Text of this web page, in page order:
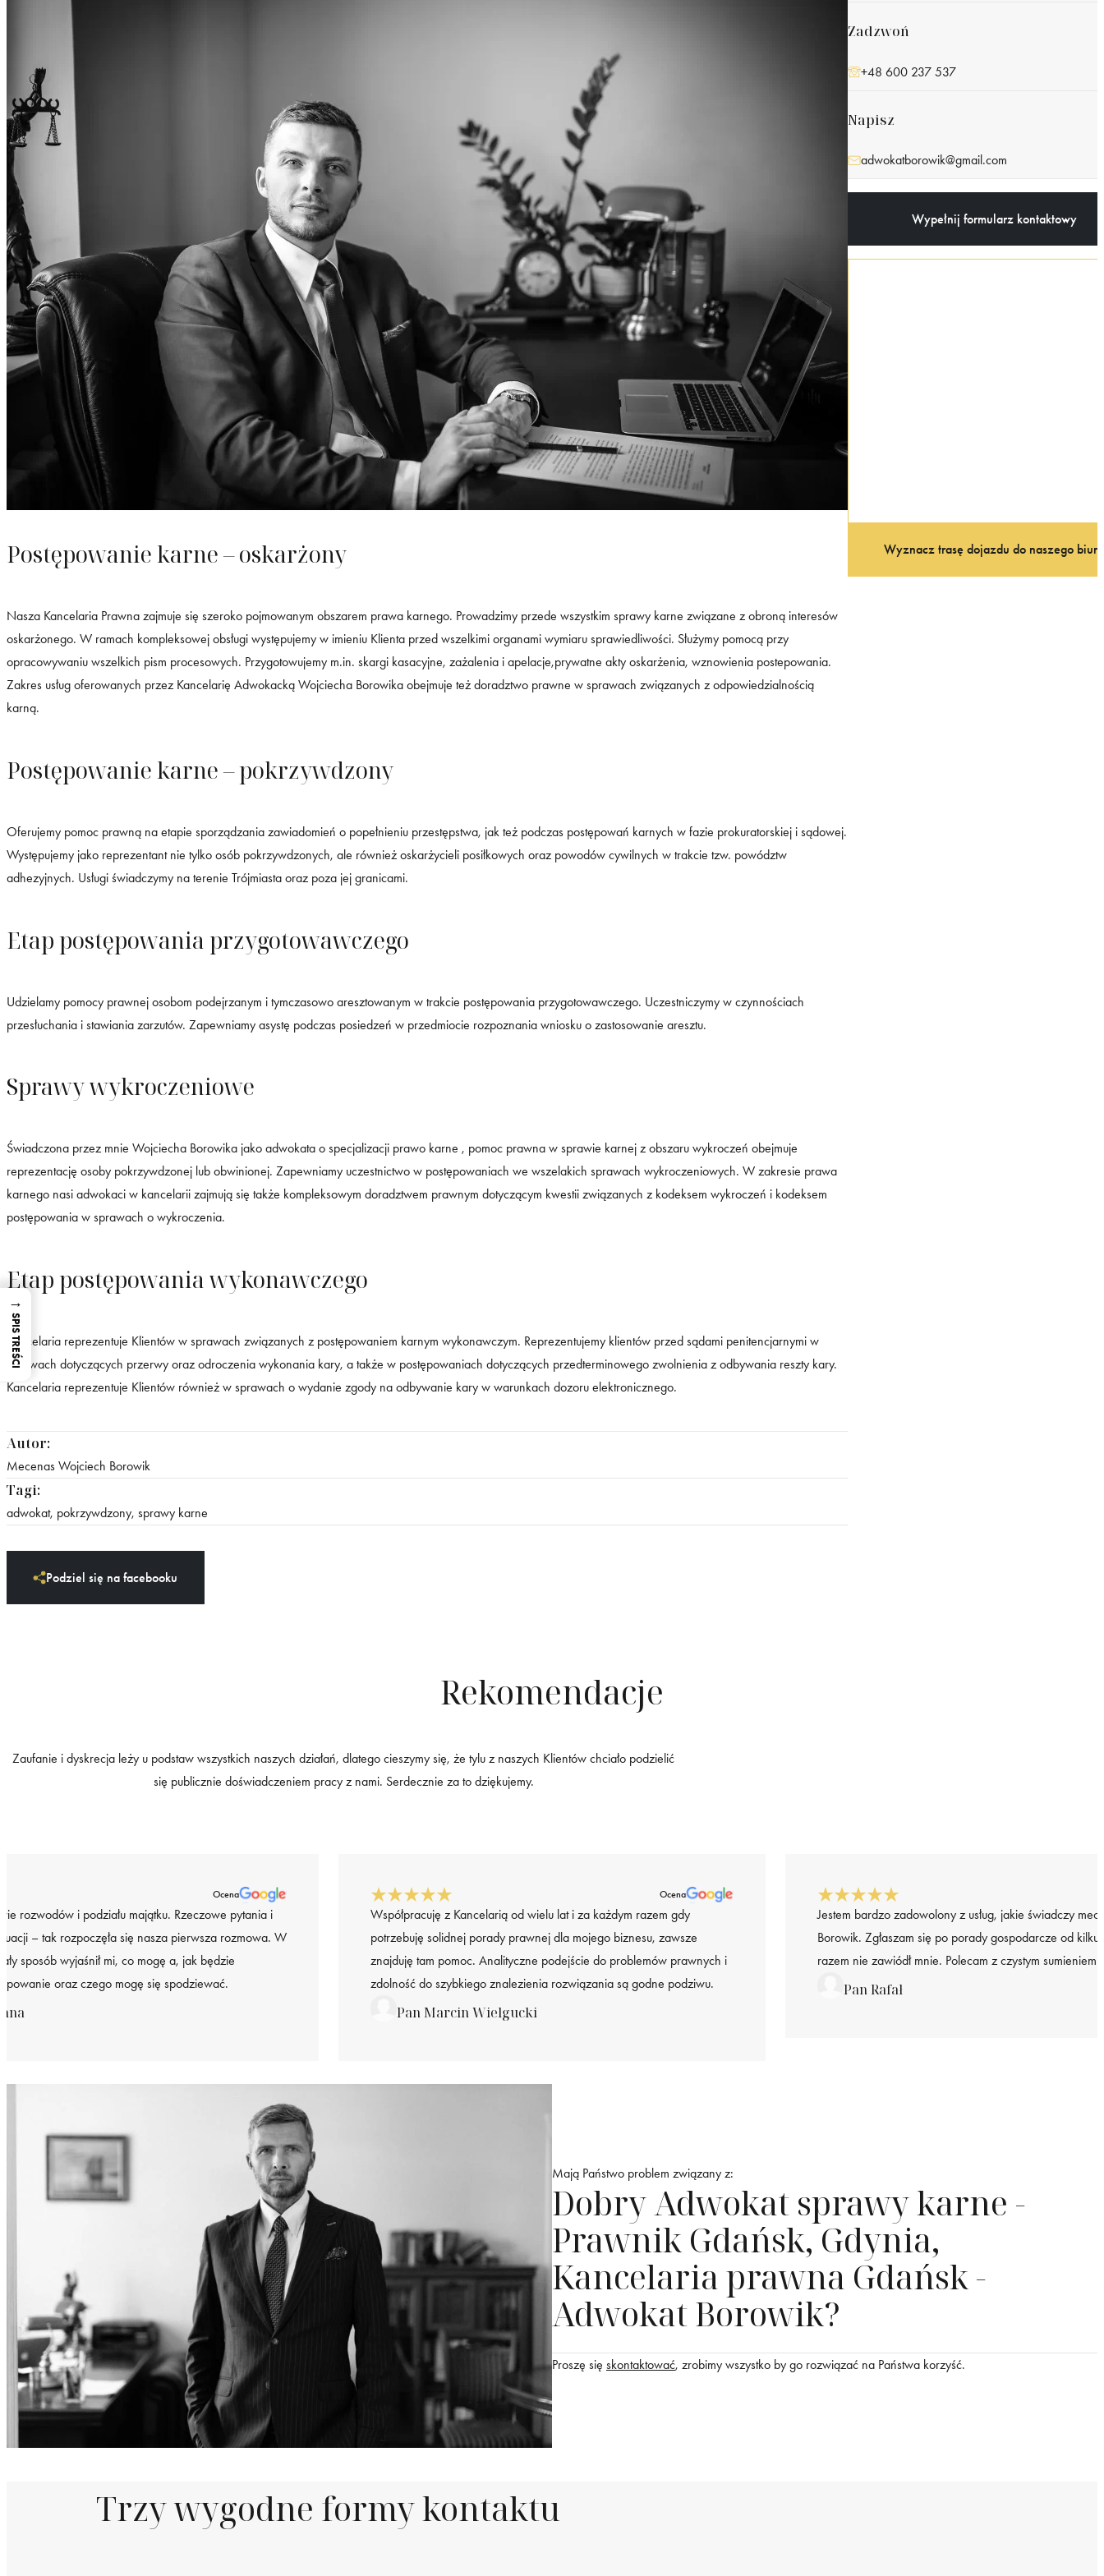
Postępowanie karne – oskarżony
Nasza Kancelaria Prawna zajmuje się szeroko pojmowanym obszarem prawa karnego. Prowadzimy przede wszystkim sprawy karne związane z obroną interesów
oskarżonego. W ramach kompleksowej obsługi występujemy w imieniu Klienta przed wszelkimi organami wymiaru sprawiedliwości. Służymy pomocą przy
opracowywaniu wszelkich pism procesowych. Przygotowujemy m.in. skargi kasacyjne, zażalenia i apelacje,prywatne akty oskarżenia, wznowienia postepowania.
Zakres usług oferowanych przez Kancelarię Adwokacką Wojciecha Borowika obejmuje też doradztwo prawne w sprawach związanych z odpowiedzialnością
karną.
Postępowanie karne – pokrzywdzony
Oferujemy pomoc prawną na etapie sporządzania zawiadomień o popełnieniu przestępstwa, jak też podczas postępowań karnych w fazie prokuratorskiej i sądowej.
Występujemy jako reprezentant nie tylko osób pokrzywdzonych, ale również oskarżycieli posiłkowych oraz powodów cywilnych w trakcie tzw. powództw
adhezyjnych. Usługi świadczymy na terenie Trójmiasta oraz poza jej granicami.
Etap postępowania przygotowawczego
Udzielamy pomocy prawnej osobom podejrzanym i tymczasowo aresztowanym w trakcie postępowania przygotowawczego. Uczestniczymy w czynnościach
przesłuchania i stawiania zarzutów. Zapewniamy asystę podczas posiedzeń w przedmiocie rozpoznania wniosku o zastosowanie aresztu.
Sprawy wykroczeniowe
Świadczona przez mnie Wojciecha Borowika jako adwokata o specjalizacji prawo karne , pomoc prawna w sprawie karnej z obszaru wykroczeń obejmuje
reprezentację osoby pokrzywdzonej lub obwinionej. Zapewniamy uczestnictwo w postępowaniach we wszelakich sprawach wykroczeniowych. W zakresie prawa
karnego nasi adwokaci w kancelarii zajmują się także kompleksowym doradztwem prawnym dotyczącym kwestii związanych z kodeksem wykroczeń i kodeksem
postępowania w sprawach o wykroczenia.
Etap postępowania wykonawczego
Kancelaria reprezentuje Klientów w sprawach związanych z postępowaniem karnym wykonawczym. Reprezentujemy klientów przed sądami penitencjarnymi w
sprawach dotyczących przerwy oraz odroczenia wykonania kary, a także w postępowaniach dotyczących przedterminowego zwolnienia z odbywania reszty kary.
Kancelaria reprezentuje Klientów również w sprawach o wydanie zgody na odbywanie kary w warunkach dozoru elektronicznego.
Autor:
Mecenas Wojciech Borowik
Tagi:
adwokat, pokrzywdzony, sprawy karne
Podziel się na facebooku
Zadzwoń
+48 600 237 537
Napisz
adwokatborowik@gmail.com
Wypełnij formularz kontaktowy
Wyznacz trasę dojazdu do naszego biura
Rekomendacje
Zaufanie i dyskrecja leży u podstaw wszystkich naszych działań, dlatego cieszymy się, że tylu z naszych Klientów chciało podzielić
się publicznie doświadczeniem pracy z nami. Serdecznie za to dziękujemy.
Ocena
rozwodów i podziału majątku. Rzeczowe pytania i
– tak rozpoczęła się nasza pierwsza rozmowa. W
sposób wyjaśnił mi, co mogę a, jak będzie
oraz czego mogę się spodziewać.
Ocena
Współpracuję z Kancelarią od wielu lat i za każdym razem gdy
potrzebuję solidnej porady prawnej dla mojego biznesu, zawsze
znajduję tam pomoc. Analityczne podejście do problemów prawnych i
zdolność do szybkiego znalezienia rozwiązania są godne podziwu.
Pan Marcin Wielgucki
Jestem bardzo zadowolony z usług, jakie świadczy
Borowik. Zgłaszam się po porady gospodarcze od kilku
razem nie zawiódł mnie. Polecam z czystym sumieniem.
Pan Rafał
Mają Państwo problem związany z:
Dobry Adwokat sprawy karne -
Prawnik Gdańsk, Gdynia,
Kancelaria prawna Gdańsk -
Adwokat Borowik?
Proszę się skontaktować, zrobimy wszystko by go rozwiązać na Państwa korzyść.
Trzy wygodne formy kontaktu
→
SPIS TREŚCI